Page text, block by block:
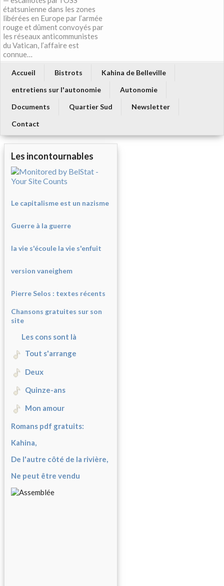
étatsunienne dans les zones
libérées en Europe par l’armée
rouge et dûment convoyés par
les réseaux anticommunistes
du Vatican, l’affaire est
connue…
Accueil Bistrots
Kahina de Belleville
entretiens sur l'autonomie
Autonomie
Documents
Quartier Sud
Newsletter
Contact
Les incontournables
Le capitalisme est un nazisme
Guerre à la guerre
la vie s'écoule la vie s'enfuit
version vaneighem
Pierre Selos : textes récents
Chansons gratuites sur son
site
Les cons sont là
Tout s'arrange
Deux
Quinze-ans
Mon amour
Romans pdf gratuits:
Kahina,
De l'autre côté de la rivière,
Ne peut être vendu